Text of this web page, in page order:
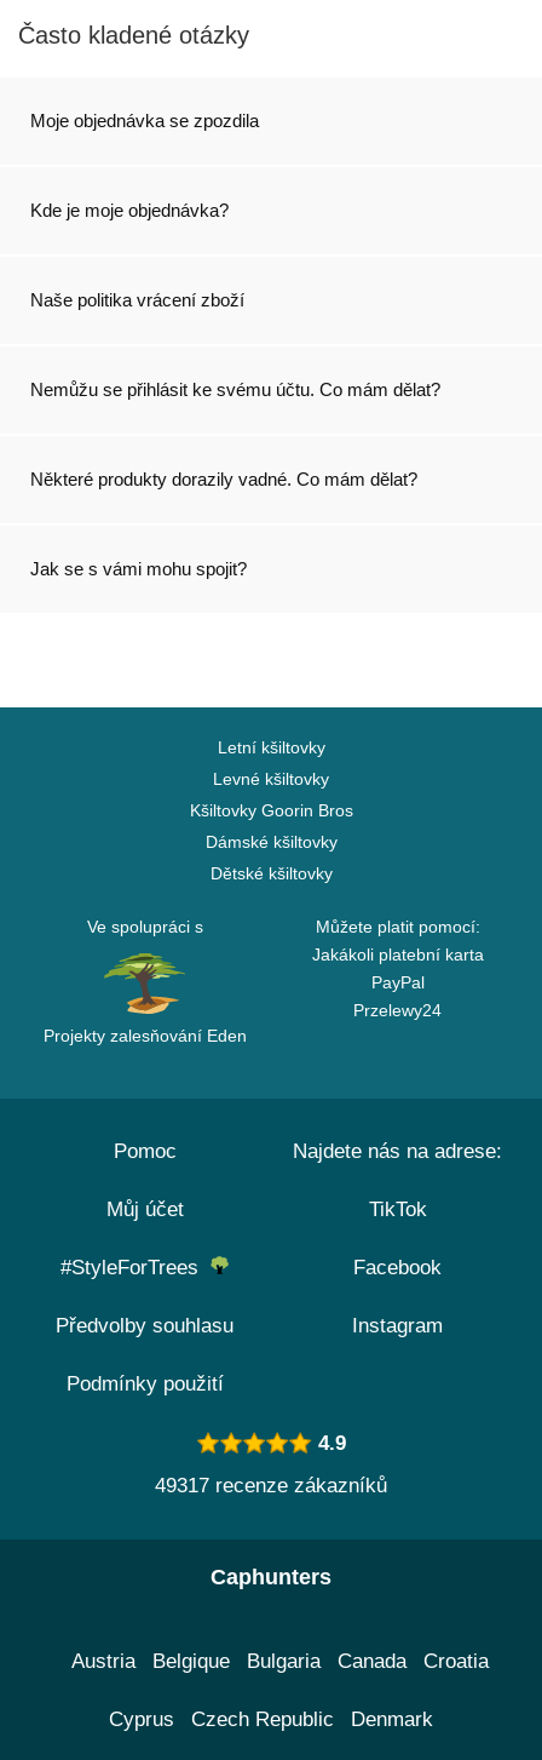
Často kladené otázky
Moje objednávka se zpozdila
Kde je moje objednávka?
Naše politika vrácení zboží
Nemůžu se přihlásit ke svému účtu. Co mám dělat?
Některé produkty dorazily vadné. Co mám dělat?
Jak se s vámi mohu spojit?
Letní kšiltovky
Levné kšiltovky
Kšiltovky Goorin Bros
Dámské kšiltovky
Dětské kšiltovky
Ve spolupráci s
Projekty zalesňování Eden
Můžete platit pomocí:
Jakákoli platební karta
PayPal
Przelewy24
Pomoc
Můj účet
#StyleForTrees
Předvolby souhlasu
Podmínky použití
Najdete nás na adrese:
TikTok
Facebook
Instagram
4.9
49317 recenze zákazníků
Caphunters
Austria Belgique Bulgaria Canada Croatia
Cyprus Czech Republic Denmark